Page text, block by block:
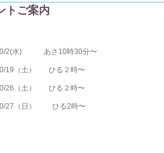
トご案内
2(水) あさ10時30分〜
19（土） ひる２時〜
26（土） ひる２時〜
27（日） ひる2時〜